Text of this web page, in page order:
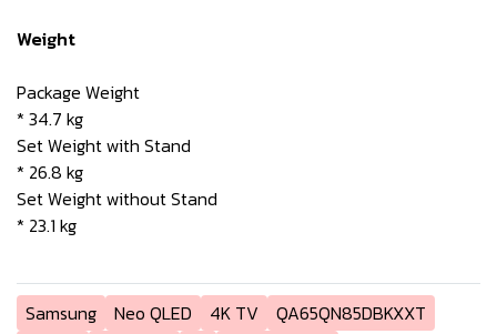
Weight
Package Weight
* 34.7 kg
Set Weight with Stand
* 26.8 kg
Set Weight without Stand
* 23.1 kg
Samsung Neo QLED 4K TV
QA65QN85DBKXXT